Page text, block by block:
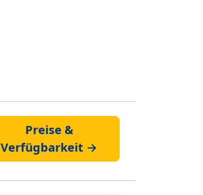
Preise &
Verfügbarkeit →